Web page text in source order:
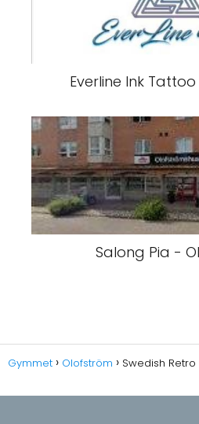
Everline Ink
Salong Pia -
Gymmet Olofström Swedish